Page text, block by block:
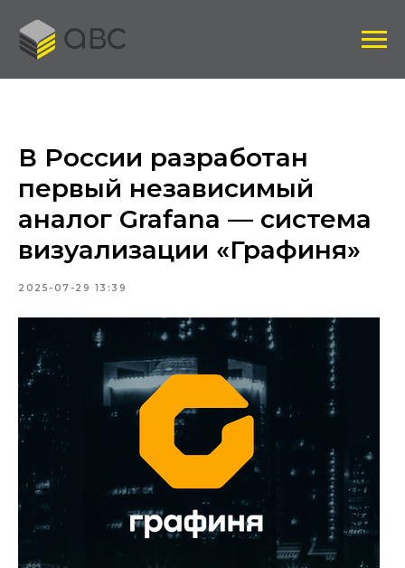
В России разработан
первый независимый
аналог Grafana — система
визуализации «Графиня»
2025-07-29 13:39